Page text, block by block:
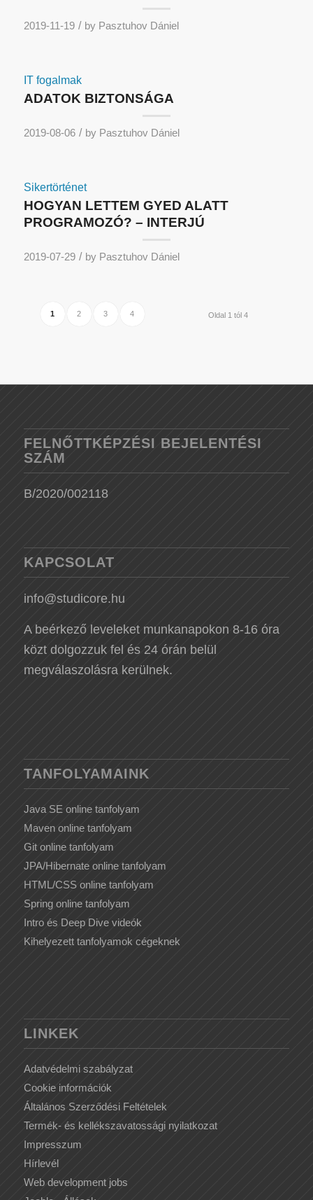
2019-11-19 / by Pasztuhov Dániel
IT fogalmak
ADATOK BIZTONSÁGA
2019-08-06 / by Pasztuhov Dániel
Sikertörténet
HOGYAN LETTEM GYED ALATT
PROGRAMOZÓ? – INTERJÚ
2019-07-29 / by Pasztuhov Dániel
Oldal 1 tól 4
1 2 3 4
FELNŐTTKÉPZÉSI BEJELENTÉSI
SZÁM
B/2020/002118
KAPCSOLAT
info@studicore.hu
A beérkező leveleket munkanapokon 8-16 óra
közt dolgozzuk fel és 24 órán belül
megválaszolásra kerülnek.
TANFOLYAMAINK
Java SE online tanfolyam
Maven online tanfolyam
Git online tanfolyam
JPA/Hibernate online tanfolyam
HTML/CSS online tanfolyam
Spring online tanfolyam
Intro és Deep Dive videók
Kihelyezett tanfolyamok cégeknek
LINKEK
Adatvédelmi szabályzat
Cookie információk
Általános Szerződési Feltételek
Termék- és kellékszavatossági nyilatkozat
Impresszum
Hírlevél
Web development jobs